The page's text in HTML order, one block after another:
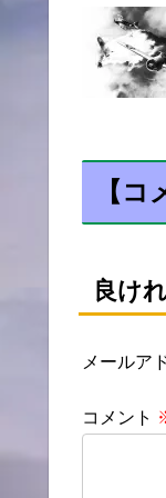
【コ
良け
メールア
コメント